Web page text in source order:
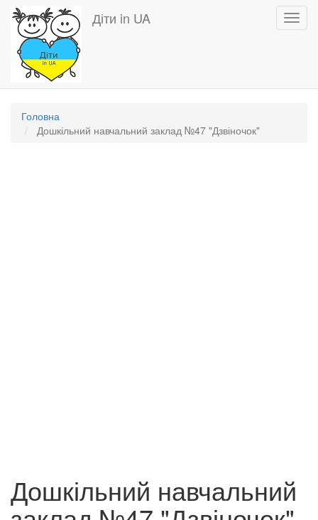
Перейти
основного
вмісту
Діти in UA
Головна
Дошкільний навчальний заклад №47 "Дзвіночок"
Дошкільний навчальний